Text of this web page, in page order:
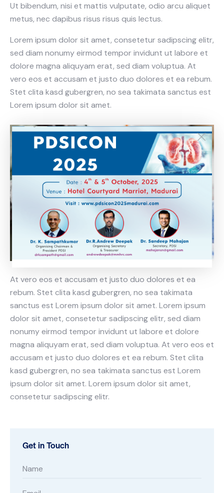
Ut bibendum, nisi et mattis vulputate, odio arcu aliquet
metus, nec dapibus risus risus quis lectus.
Lorem ipsum dolor sit amet, consetetur sadipscing elitr,
sed diam nonumy eirmod tempor invidunt ut labore et
dolore magna aliquyam erat, sed diam voluptua. At
vero eos et accusam et justo duo dolores et ea rebum.
Stet clita kasd gubergren, no sea takimata sanctus est
Lorem ipsum dolor sit amet.
At vero eos et accusam et justo duo dolores et ea
rebum. Stet clita kasd gubergren, no sea takimata
sanctus est Lorem ipsum dolor sit amet. Lorem ipsum
dolor sit amet, consetetur sadipscing elitr, sed diam
nonumy eirmod tempor invidunt ut labore et dolore
magna aliquyam erat, sed diam voluptua. At vero eos et
accusam et justo duo dolores et ea rebum. Stet clita
kasd gubergren, no sea takimata sanctus est Lorem
ipsum dolor sit amet. Lorem ipsum dolor sit amet,
consetetur sadipscing elitr.
Get in Touch